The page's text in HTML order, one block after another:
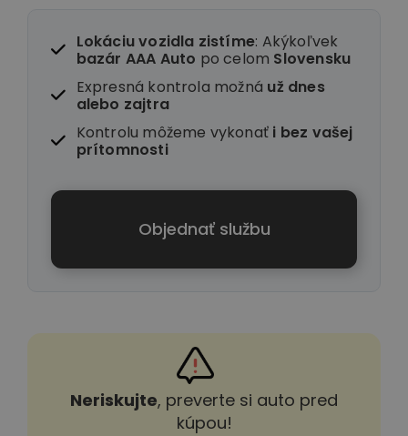
Lokáciu vozidla zistíme: Akýkoľvek
bazár AAA Auto po celom Slovensku
Expresná kontrola možná už dnes
alebo zajtra
Kontrolu môžeme vykonať i bez vašej
prítomnosti
Objednať službu
Neriskujte, preverte si auto pred
kúpou!